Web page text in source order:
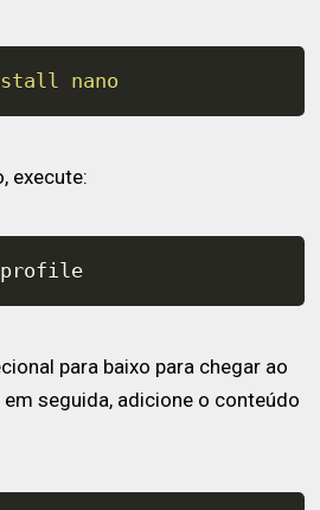
nano
execute:
para baixo para chegar ao
em seguida, adicione o conteúdo